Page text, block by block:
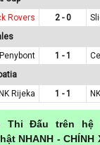
Rovers 2 - 0
Penybont 1 - 1
Rijeka 1 - 1
Thi Đấu trên hệ
NHANH - CHÍNH